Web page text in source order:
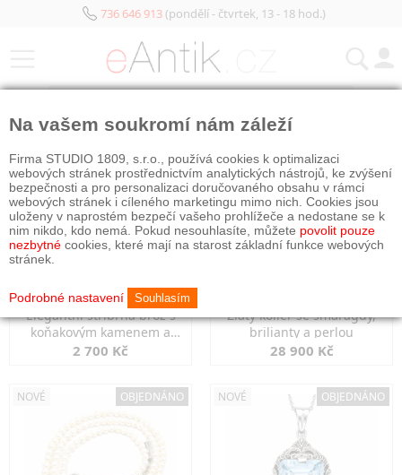
736 646 913(pondělí - čtvrtek, 13 - 18 hod.)
Elegantní stříbrná brož s
koňakovým kamenem a
markazity
2 700 Kč
Zlatý kolier se smaragdy,
brilianty a perlou
28 900 Kč
NOVÉ OBJEDNÁNO NOVÉ OBJEDNÁNO
Na vašem soukromí nám záleží
Firma STUDIO 1809, s.r.o., používá cookies k optimalizaci
webových stránek prostřednictvím analytických nástrojů, ke zvýšení
bezpečnosti a pro personalizaci doručovaného obsahu v rámci
webových stránek i cíleného marketingu mimo nich. Cookies jsou
uloženy v naprostém bezpečí vašeho prohlížeče a nedostane se k
nim nikdo, kdo nemá. Pokud nesouhlasíte, můžete povolit pouze
nezbytné cookies, které mají na starost základní funkce webových
stránek.
Podrobné nastavení Souhlasím